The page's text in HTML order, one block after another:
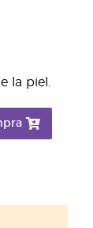
la piel.